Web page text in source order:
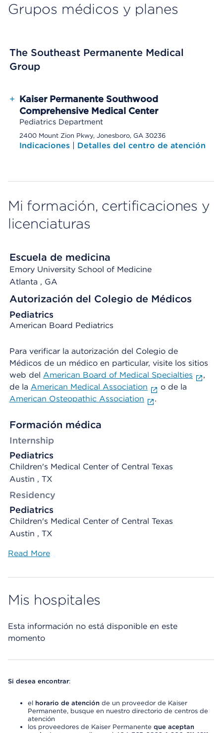
Grupos médicos y planes
The Southeast Permanente Medical
Group
+ Kaiser Permanente Southwood
Comprehensive Medical Center
Pediatrics Department
2400 Mount Zion Pkwy, Jonesboro, GA 30236
Indicaciones | Detalles del centro de atención
Mi formación, certificaciones y
licenciaturas
Escuela de medicina
Emory University School of Medicine
Atlanta , GA
Autorización del Colegio de Médicos
Pediatrics
American Board Pediatrics
Para verificar la autorización del Colegio de
Médicos de un médico en particular, visite los sitios
web del American Board of Medical Specialties
,
de la American Medical Association
o de la
American Osteopathic Association
.
Formación médica
Internship
Pediatrics
Children's Medical Center of Central Texas
Austin , TX
Residency
Pediatrics
Children's Medical Center of Central Texas
Austin , TX
Read More
Mis hospitales
Esta información no está disponible en este
momento
Si desea encontrar:
el horario de atención de un proveedor de Kaiser
Permanente, busque en nuestro directorio de centros de
atención
los proveedores de Kaiser Permanente que aceptan